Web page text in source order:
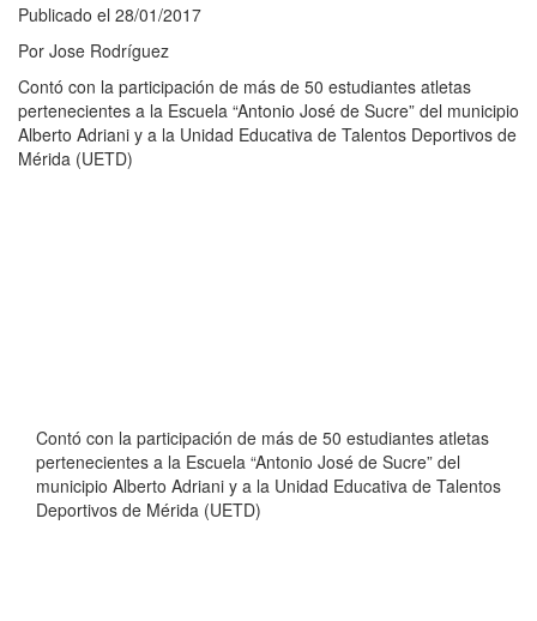
Publicado el 28/01/2017
Por Jose Rodríguez
Contó con la participación de más de 50 estudiantes atletas
pertenecientes a la Escuela “Antonio José de Sucre” del municipio
Alberto Adriani y a la Unidad Educativa de Talentos Deportivos de
Mérida (UETD)
Contó con la participación de más de 50 estudiantes atletas
pertenecientes a la Escuela “Antonio José de Sucre” del
municipio Alberto Adriani y a la Unidad Educativa de Talentos
Deportivos de Mérida (UETD)